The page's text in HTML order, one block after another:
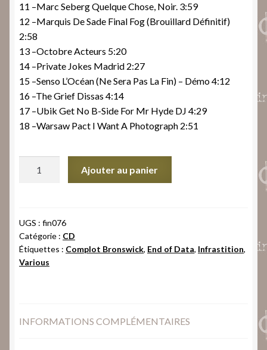
11 –Marc Seberg Quelque Chose, Noir. 3:59
12 –Marquis De Sade Final Fog (Brouillard Définitif)
2:58
13 –Octobre Acteurs 5:20
14 –Private Jokes Madrid 2:27
15 –Senso L’Océan (Ne Sera Pas La Fin) – Démo 4:12
16 –The Grief Dissas 4:14
17 –Ubik Get No B-Side For Mr Hyde DJ 4:29
18 –Warsaw Pact I Want A Photograph 2:51
West
Ajouter au panier
UGS : fin076
Catégorie : CD
Étiquettes : Complot Bronswick, End of Data, Infrastition,
Various
INFORMATIONS COMPLÉMENTAIRES